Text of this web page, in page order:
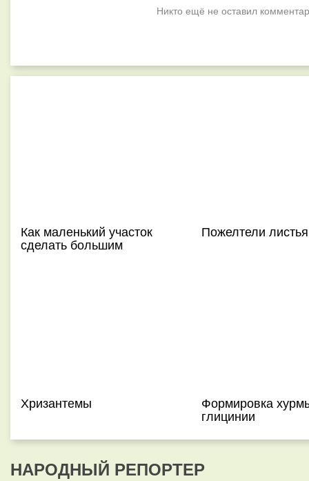
Никто ещё не оставил
Как маленький участок
сделать большим
Пожелтели
Хризантемы Формировка
глицинии
НАРОДНЫЙ РЕПОРТЕР